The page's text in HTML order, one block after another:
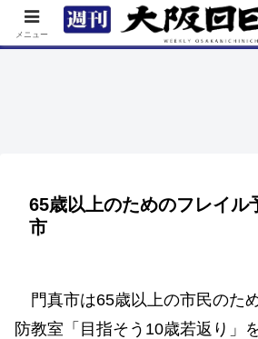
TOP 特集 ニュース 連載
65歳以上のためのフレイ
市
門真市は65歳以上の市民のた
防教室「目指そう10歳若返り」
メニュー